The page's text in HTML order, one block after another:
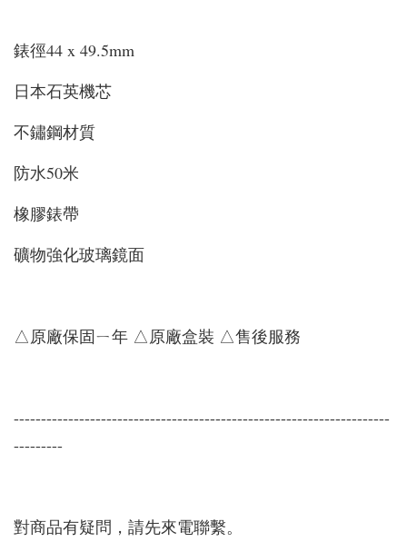
錶徑44 x 49.5mm
日本石英機芯
不鏽鋼材質
防水50米
橡膠錶帶
礦物強化玻璃鏡面
△原廠保固ㄧ年 △原廠盒裝 △售後服務
---------------------------------------------------------------------
---------
對商品有疑問，請先來電聯繫。